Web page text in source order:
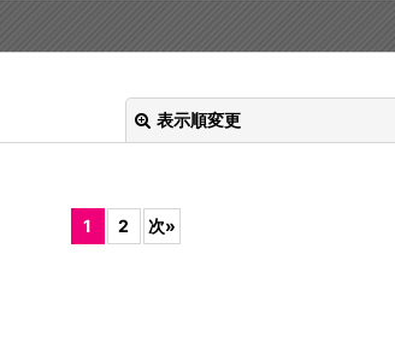
表示順変更
1 2 次»